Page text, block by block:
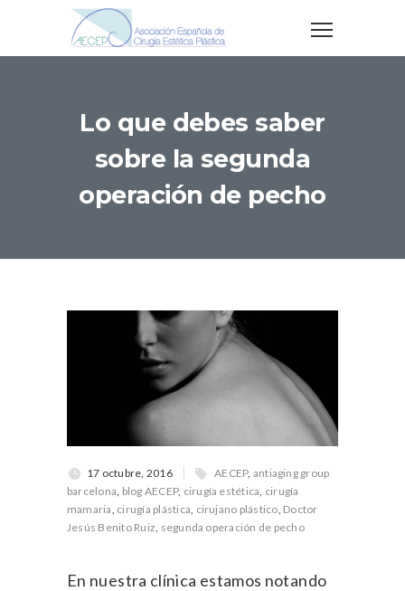
Lo que debes saber
sobre la segunda
operación de pecho
17 octubre, 2016 AECEP, antiaging group
barcelona, blog AECEP, cirugía estética, cirugía
mamaria, cirugía plástica, cirujano plástico, Doctor
Jesús Benito Ruiz, segunda operación de pecho
En nuestra clínica estamos notando